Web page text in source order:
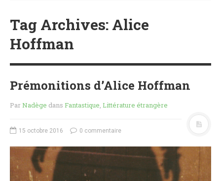
MES FUTURES
LECTURES
NOS CRITIQUES
NOS COUPS DE ♥
RENDEZ-VOUS LIVRESQUES
SWAPS & CHALLENGES
LES TAGS
QUI SOMMES-NOUS ?
Tag Archives: Alice
Hoffman
Prémonitions d’Alice Hoffman
ParNadège dans Fantastique, Littérature étrangère
15 octobre 2016 0 commentaire